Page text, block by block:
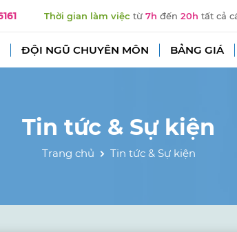
Thời gian làm việc từ 7h đến 20h tất cả
ĐỘI NGŨ CHUYÊN MÔN BẢNG GIÁ
Tin tức & Sự kiện
Trang chủ Tin tức & Sự kiện